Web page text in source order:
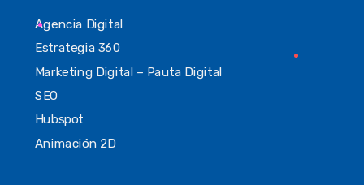
Agencia Digital
Estrategia 360
Marketing Digital – Pauta Digital
SEO
Hubspot
Animación 2D